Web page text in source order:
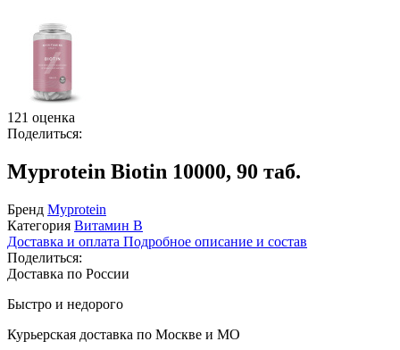
121 оценка
Поделиться:
Myprotein Biotin 10000, 90 таб.
Бренд Myprotein
Категория Витамин B
Доставка и оплата Подробное описание и состав
Поделиться:
Доставка по России
Быстро и недорого
Курьерская доставка по Москве и МО